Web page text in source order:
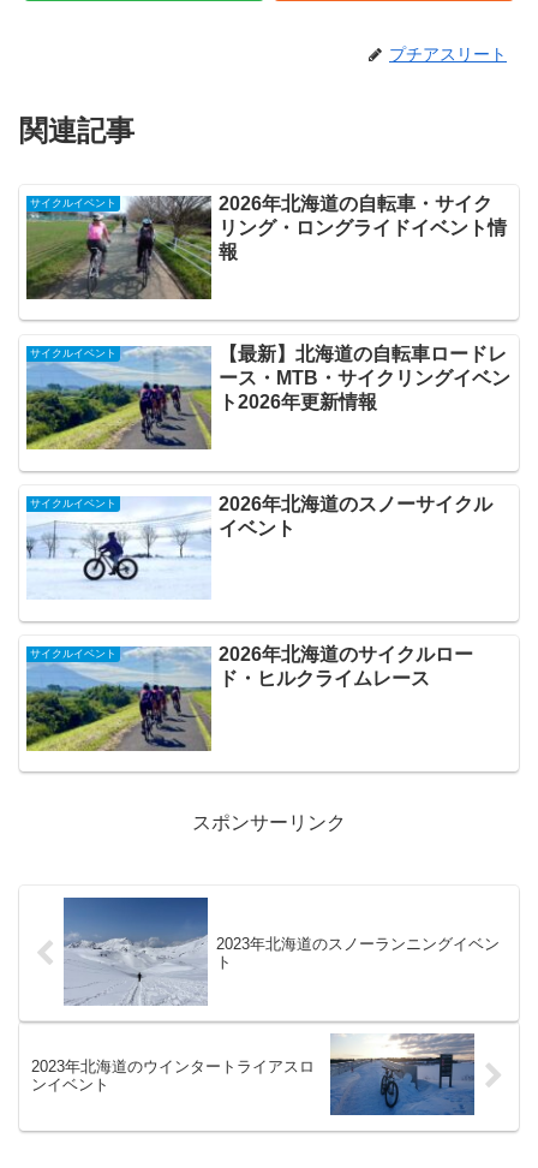
プチアスリート
関連記事
サイクルイベント
2026年北海道の自転車・サイク
リング・ロングライドイベント情
報
サイクルイベント
【最新】北海道の自転車ロードレ
ース・MTB・サイクリングイベン
ト2026年更新情報
サイクルイベント
2026年北海道のスノーサイクル
イベント
サイクルイベント
2026年北海道のサイクルロー
ド・ヒルクライムレース
スポンサーリンク
2023年北海道のスノーランニングイベン
ト
2023年北海道のウインタートライアスロ
ンイベント